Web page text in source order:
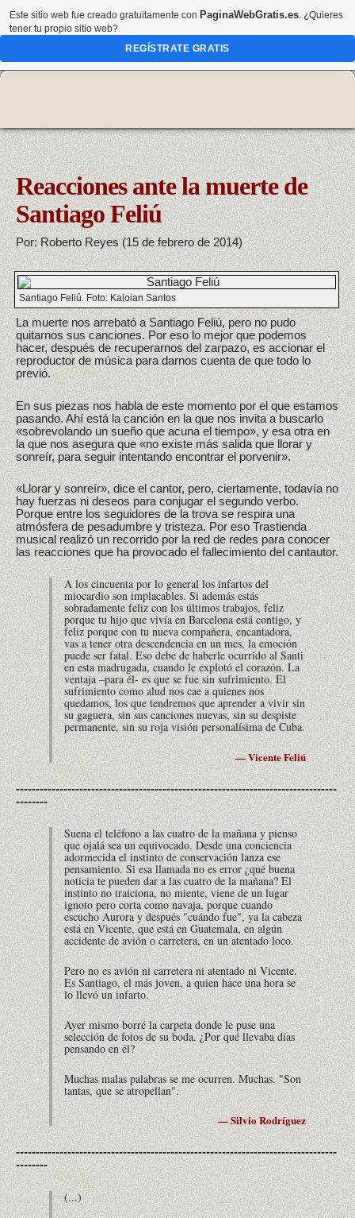
Reacciones ante la muerte de
Santiago Feliú
Por: Roberto Reyes (15 de febrero de 2014)
Santiago Feliú. Foto: Kaloian Santos
La muerte nos arrebató a Santiago Feliú, pero no pudo
quitarnos sus canciones. Por eso lo mejor que podemos
hacer, después de recuperarnos del zarpazo, es accionar el
reproductor de música para darnos cuenta de que todo lo
previó.
En sus piezas nos habla de este momento por el que estamos
pasando. Ahí está la canción en la que nos invita a buscarlo
«sobrevolando un sueño que acuna el tiempo», y esa otra en
la que nos asegura que «no existe más salida que llorar y
sonreír, para seguir intentando encontrar el porvenir».
«Llorar y sonreír», dice el cantor, pero, ciertamente, todavía no
hay fuerzas ni deseos para conjugar el segundo verbo.
Porque entre los seguidores de la trova se respira una
atmósfera de pesadumbre y tristeza. Por eso Trastienda
musical realizó un recorrido por la red de redes para conocer
las reacciones que ha provocado el fallecimiento del cantautor.
A los cincuenta por lo general los infartos del
miocardio son implacables. Si además estás
sobradamente feliz con los últimos trabajos, feliz
porque tu hijo que vivía en Barcelona está contigo, y
feliz porque con tu nueva compañera, encantadora,
vas a tener otra descendencia en un mes, la emoción
puede ser fatal. Eso debe de haberle ocurrido al Santi
en esta madrugada, cuando le explotó el corazón. La
ventaja –para él- es que se fue sin sufrimiento. El
sufrimiento como alud nos cae a quienes nos
quedamos, los que tendremos que aprender a vivir sin
su gaguera, sin sus canciones nuevas, sin su despiste
permanente, sin su roja visión personalísima de Cuba.
— Vicente Feliú
---------------------------------------------------------------------------------
--------
Suena el teléfono a las cuatro de la mañana y pienso
que ojalá sea un equivocado. Desde una conciencia
adormecida el instinto de conservación lanza ese
pensamiento. Si esa llamada no es error ¿qué buena
noticia te pueden dar a las cuatro de la mañana? El
instinto no traiciona, no miente, viene de un lugar
ignoto pero corta como navaja, porque cuando
escucho Aurora y después "cuándo fue", ya la cabeza
está en Vicente, que está en Guatemala, en algún
accidente de avión o carretera, en un atentado loco.
Pero no es avión ni carretera ni atentado ni Vicente.
Es Santiago, el más joven, a quien hace una hora se
lo llevó un infarto.
Ayer mismo borré la carpeta donde le puse una
selección de fotos de su boda. ¿Por qué llevaba días
pensando en él?
Muchas malas palabras se me ocurren. Muchas. "Son
tantas, que se atropellan".
— Silvio Rodríguez
---------------------------------------------------------------------------------
--------
(...)
Este sitio web fue creado gratuitamente con PaginaWebGratis.es. ¿Quieres
tener tu propio sitio web?
REGÍSTRATE GRATIS